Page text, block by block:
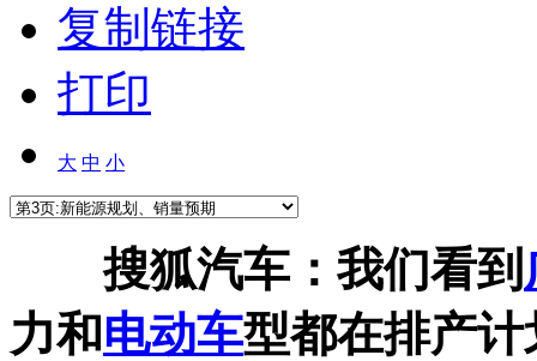
复制链接
打印
大 中 小
搜狐汽车：我们看到
力和电动车型都在排产